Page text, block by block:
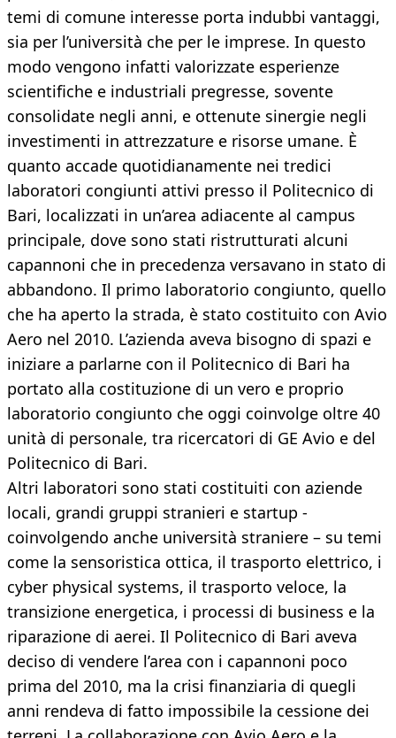
temi di comune interesse porta indubbi vantaggi,
sia per l’università che per le imprese. In questo
modo vengono infatti valorizzate esperienze
scientifiche e industriali pregresse, sovente
consolidate negli anni, e ottenute sinergie negli
investimenti in attrezzature e risorse umane. È
quanto accade quotidianamente nei tredici
laboratori congiunti attivi presso il Politecnico di
Bari, localizzati in un’area adiacente al campus
principale, dove sono stati ristrutturati alcuni
capannoni che in precedenza versavano in stato di
abbandono. Il primo laboratorio congiunto, quello
che ha aperto la strada, è stato costituito con Avio
Aero nel 2010. L’azienda aveva bisogno di spazi e
iniziare a parlarne con il Politecnico di Bari ha
portato alla costituzione di un vero e proprio
laboratorio congiunto che oggi coinvolge oltre 40
unità di personale, tra ricercatori di GE Avio e del
Politecnico di Bari.
Altri laboratori sono stati costituiti con aziende
locali, grandi gruppi stranieri e startup -
coinvolgendo anche università straniere – su temi
come la sensoristica ottica, il trasporto elettrico, i
cyber physical systems, il trasporto veloce, la
transizione energetica, i processi di business e la
riparazione di aerei. Il Politecnico di Bari aveva
deciso di vendere l’area con i capannoni poco
prima del 2010, ma la crisi finanziaria di quegli
anni rendeva di fatto impossibile la cessione dei